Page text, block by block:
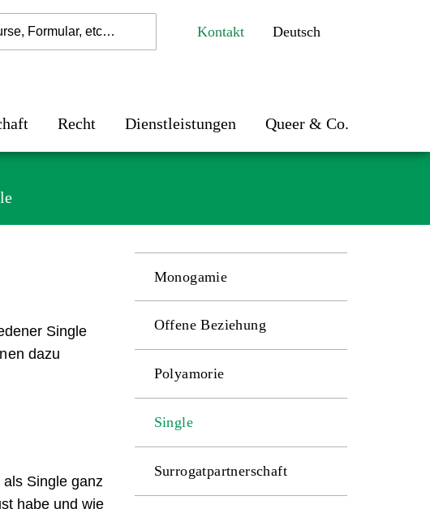
Kontakt
Recht Dienstleistungen Queer & Co.
Single
dazu
Single ganz
habe und wie
Monogamie
Offene Beziehung
Polyamorie
Single
Surrogatpartnerschaft